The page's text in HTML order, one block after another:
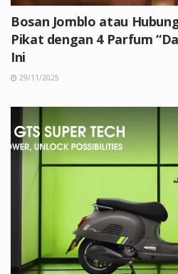
Bosan Jomblo atau
Pikat dengan 4 Parfum
Ini
29/11/2025